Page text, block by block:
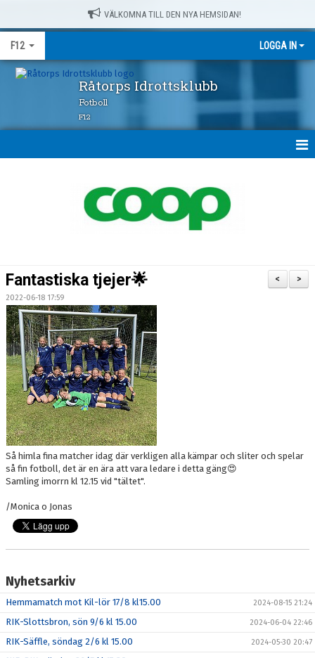
VÄLKOMNA TILL DEN NYA HEMSIDAN!
F12 LOGGA IN
Råtorps Idrottsklubb
Fotboll
F12
TRUPPEN
BILDGALLERI
DOKUMENT
KONTAKT
>
<
Fantastiska tjejer🌟
2022-06-18 17:59
Så himla fina matcher idag där verkligen alla kämpar och sliter och spelar
så fin fotboll, det är en ära att vara ledare i detta gäng😍
Samling imorrn kl 12.15 vid "tältet".
/Monica o Jonas
Nyhetsarkiv
Hemmamatch mot Kil-lör 17/8 kl15.00 2024-08-15 21:24
RIK-Slottsbron, sön 9/6 kl 15.00 2024-06-04 22:46
RIK-Säffle, söndag 2/6 kl 15.00 2024-05-30 20:47